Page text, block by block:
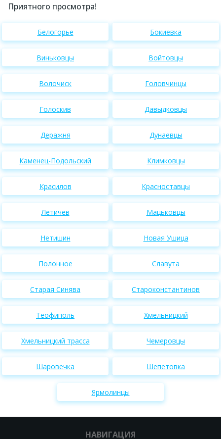
Приятного просмотра!
Белогорье Бокиевка
Виньковцы Войтовцы
Волочиск Головчинцы
Голоскив Давыдковцы
Деражня Дунаевцы
Каменец-Подольский Климковцы
Красилов Красноставцы
Летичев Мацьковцы
Нетишин Новая Ушица
Полонное Славута
Старая Синява Староконстантинов
Теофиполь Хмельницкий
Хмельницкий трасса Чемеровцы
Шаровечка Шепетовка
Ярмолинцы
НАВИГАЦИЯ